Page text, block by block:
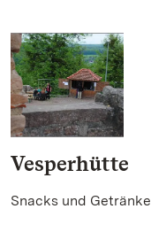
Vesperhütte
Snacks und Getränke